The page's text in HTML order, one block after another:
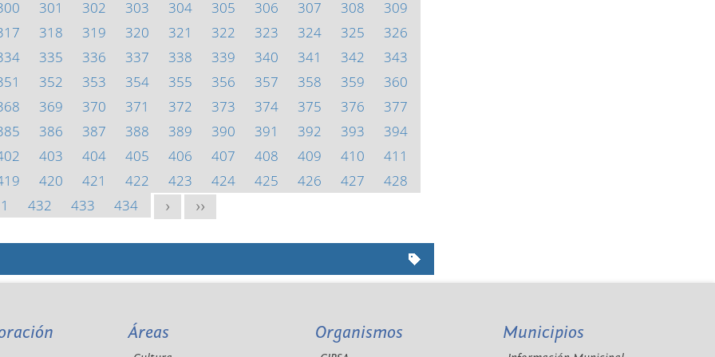
301 302 303 304 305 306 307 308
309
318 319 320 321 322 323 324 325
326
335 336 337 338 339 340 341 342
343
352 353 354 355 356 357 358 359
360
369 370 371 372 373 374 375 376
377
386 387 388 389 390 391 392 393
394
403 404 405 406 407 408 409 410
411
420 421 422 423 424 425 426 427
428
432 433 434 > >>
Áreas Organismos Municipios